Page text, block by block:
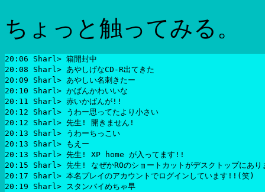
ちょっと触ってみる。
20:06 Sharl> 箱開封中
20:08 Sharl> あやしげなCD-R出てきた
20:09 Sharl> あやしい名刺きたー
20:10 Sharl> かばんかわいいな
20:11 Sharl> 赤いかばんが!!
20:12 Sharl> うわー思ってたより小さい
20:12 Sharl> 先生! 開きません!
20:13 Sharl> うわーちっこい
20:13 Sharl> もえー
20:13 Sharl> 先生! XP home が入ってます!!
20:15 Sharl> 先生! なぜかROのショートカットがデスクトップにあ
20:17 Sharl> 本名プレイのアカウントでログインしています!!(笑)
20:19 Sharl> スタンバイめちゃ早